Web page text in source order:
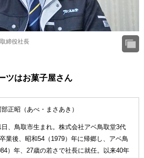
締役社長
ツはお菓子屋さん
正昭（あべ・まさあき）
、鳥取市生まれ。株式会社アベ鳥取堂3代
業後、昭和54（1979）年に帰郷し、アベ鳥
）年、27歳の若さで社長に就任。以来40年